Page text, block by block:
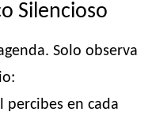
Silencioso
Solo observa
percibes en cada